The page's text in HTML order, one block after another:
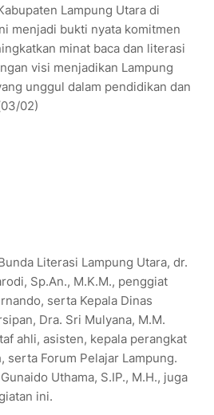
Lampung Utara di
menjadi bukti nyata komitmen
minat baca dan literasi
visi menjadikan Lampung
unggul dalam pendidikan dan
02)
Literasi Lampung Utara, dr.
Sp.An., M.K.M., penggiat
serta Kepala Dinas
Dra. Sri Mulyana, M.M.
ahli, asisten, kepala perangkat
serta Forum Pelajar Lampung.
Uthama, S.IP., M.H., juga
ini.